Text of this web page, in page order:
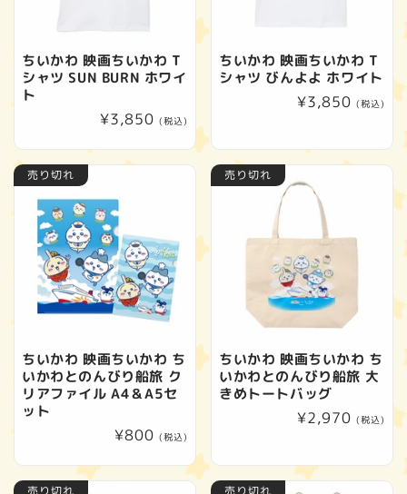
ちいかわ 映画ちいかわ T
シャツ SUN BURN ホワイ
ト
通
価
¥3,850 (税込)
ちいかわ 映画ちいかわ T
シャツ びんよよ ホワイト
通
価
¥3,850 (税込)
売り切れ
ちいかわ 映画ちいかわ ち
いかわとのんびり船旅 ク
リアファイル A4＆A5セ
ット
通
価
¥800 (税込)
売り切れ
ちいかわ 映画ちいかわ ち
いかわとのんびり船旅 大
きめトートバッグ
通
価
格
¥2,970 (税込)
売り切れ 売り切れ